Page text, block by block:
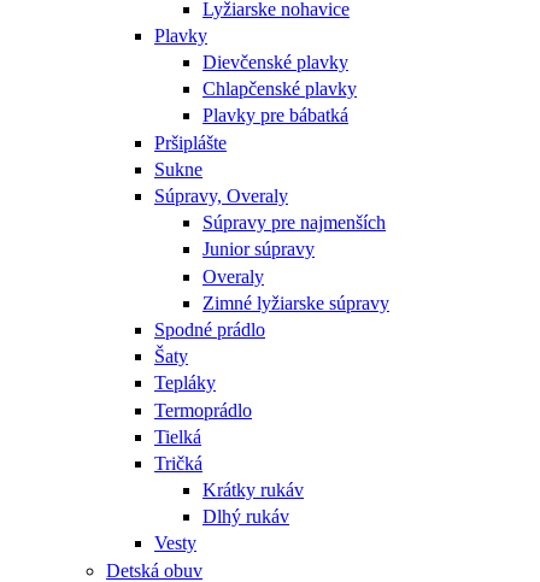
Lyžiarske nohavice
Plavky
Dievčenské plavky
Chlapčenské plavky
Plavky pre bábatká
Pršiplášte
Sukne
Súpravy, Overaly
Súpravy pre najmenších
Junior súpravy
Overaly
Zimné lyžiarske súpravy
Spodné prádlo
Šaty
Tepláky
Termoprádlo
Tielká
Tričká
Krátky rukáv
Dlhý rukáv
Vesty
Detská obuv